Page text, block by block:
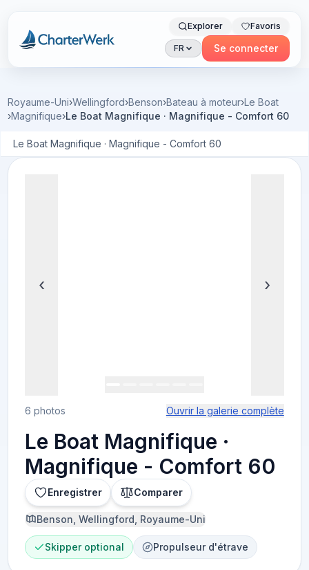
Charterwerk
Explorer Favoris
FR Se connecter
Royaume-Uni›Wellingford›Benson›Bateau à moteur›Le Boat
›Magnifique›Le Boat Magnifique · Magnifique - Comfort 60
Le Boat Magnifique · Magnifique - Comfort 60
‹ ›
6 photos Ouvrir la galerie complète
Le Boat Magnifique ·
Magnifique - Comfort 60
Enregistrer Comparer
Benson, Wellingford, Royaume-Uni
Skipper optional Propulseur d'étrave